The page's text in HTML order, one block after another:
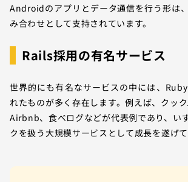
Androidのアプリとデータ通信を行う形は
み合わせとして支持されています。
Rails採用の有名サービス
世界的にも有名なサービスの中には、
れたものが多く存在します。例えば、クッ
Airbnb、食べログなどが代表例であり、い
クを扱う大規模サービスとして成長を遂げて